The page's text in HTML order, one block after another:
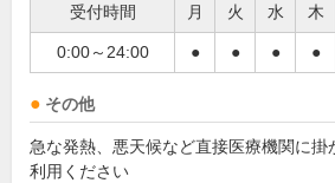
受付時間 月 火 水 木
0:00～24:00 ● ● ● ●
その他
急な発熱、悪天候など直接医療機関に掛
利用ください